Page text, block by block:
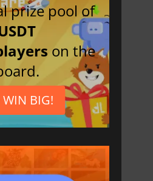
prize pool of
on the
WIN BIG!